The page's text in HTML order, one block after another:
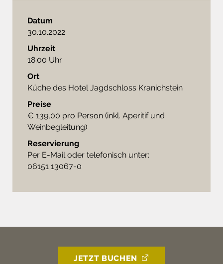
Datum
30.10.2022
Uhrzeit
18:00 Uhr
Ort
Küche des Hotel Jagdschloss Kranichstein
Preise
€ 139,00 pro Person (inkl. Aperitif und
Weinbegleitung)
Reservierung
Per E-Mail oder telefonisch unter:
06151 13067-0
JETZT BUCHEN